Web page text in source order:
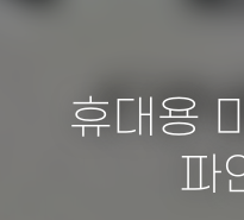
휴대용
파